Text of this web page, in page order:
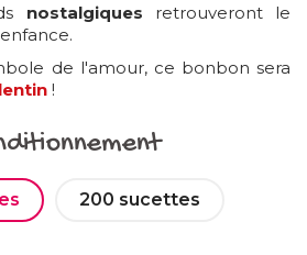
nostalgiques retrouveront le
de l'amour, ce bonbon sera
!
200 sucettes